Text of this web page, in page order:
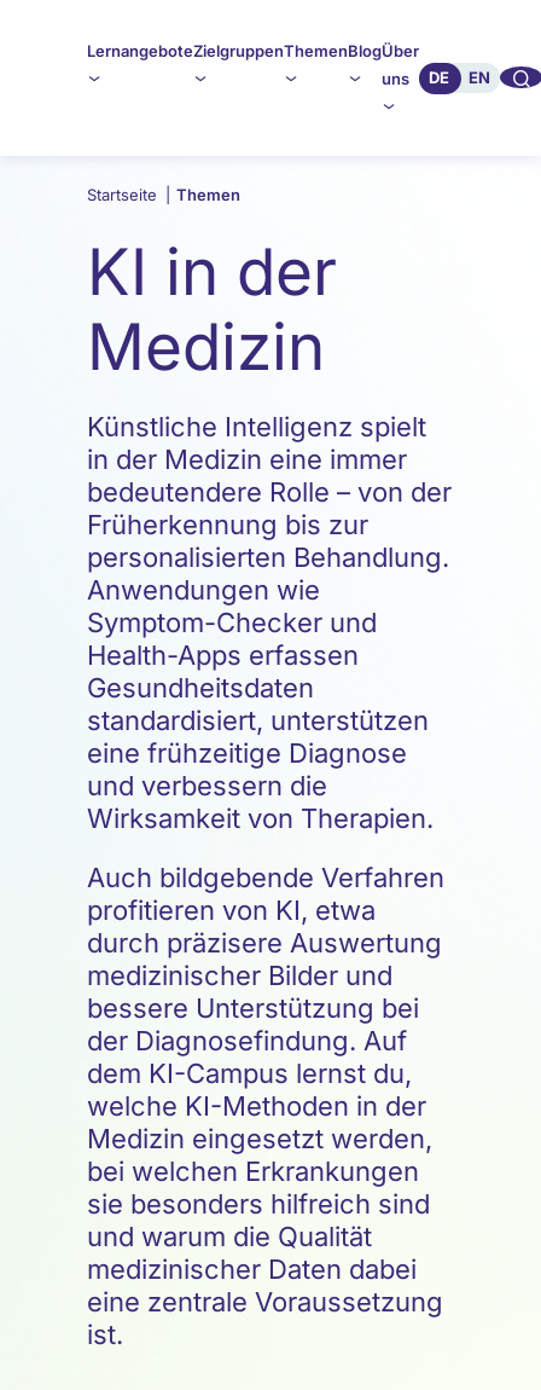
LernangeboteZielgruppenThemenBlogÜber
uns
DE EN 🔍︎︎
Startseite Themen
KI in der
Medizin
Künstliche Intelligenz spielt
in der Medizin eine immer
bedeutendere Rolle – von der
Früherkennung bis zur
personalisierten Behandlung.
Anwendungen wie
Symptom-Checker und
Health-Apps erfassen
Gesundheitsdaten
standardisiert, unterstützen
eine frühzeitige Diagnose
und verbessern die
Wirksamkeit von Therapien.
Auch bildgebende Verfahren
profitieren von KI, etwa
durch präzisere Auswertung
medizinischer Bilder und
bessere Unterstützung bei
der Diagnosefindung. Auf
dem KI-Campus lernst du,
welche KI-Methoden in der
Medizin eingesetzt werden,
bei welchen Erkrankungen
sie besonders hilfreich sind
und warum die Qualität
medizinischer Daten dabei
eine zentrale Voraussetzung
ist.